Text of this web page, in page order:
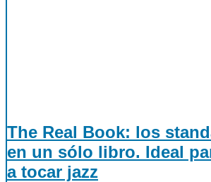
The Real Book: los
en un sólo libro. Ideal
a tocar jazz